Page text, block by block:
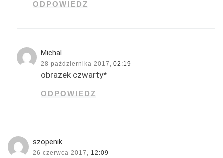
ODPOWIEDZ
Michal
28 października 2017, 02:19
obrazek czwarty*
ODPOWIEDZ
szopenik
26 czerwca 2017, 12:09